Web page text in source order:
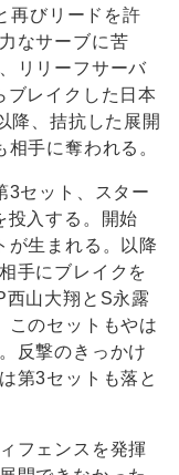
再びリードを許
なサーブに苦
リリーフサーバ
ブレイクした日本
降、拮抗した展開
手に奪われる。
セット、スター
投入する。開始
が生まれる。以降
手にブレイクを
山大翔とS永露
このセットもやは
反撃のきっかけ
第3セットも落と
フェンスを発揮